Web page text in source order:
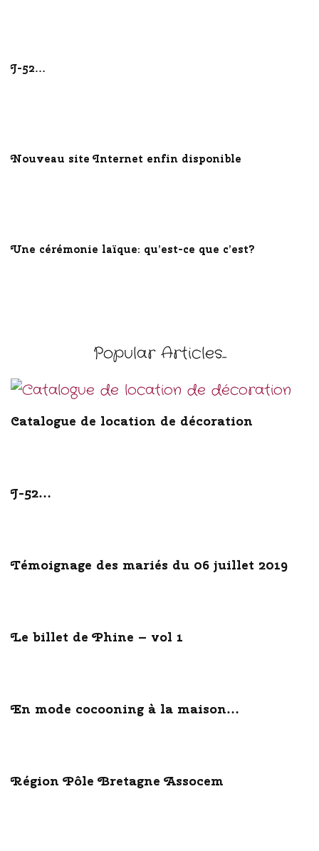
J-52…
Nouveau site Internet enfin disponible
Une cérémonie laïque: qu’est-ce que c’est?
Popular Articles...
Catalogue de location de décoration
J-52…
Témoignage des mariés du 06 juillet 2019
Le billet de Phine – vol 1
En mode cocooning à la maison…
Région Pôle Bretagne Assocem